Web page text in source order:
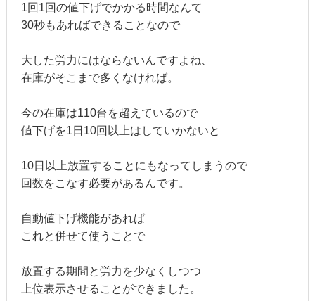
1回1回の値下げでかかる時間なんて
30秒もあればできることなので
大した労力にはならないんですよね、
在庫がそこまで多くなければ。
今の在庫は110台を超えているので
値下げを1日10回以上はしていかないと
10日以上放置することにもなってしまうので
回数をこなす必要があるんです。
自動値下げ機能があれば
これと併せて使うことで
放置する期間と労力を少なくしつつ
上位表示させることができました。